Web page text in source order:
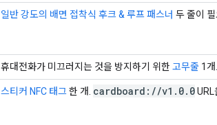
일반 강도의 배면 접착식 후크 & 루프 패스너 두 줄이
휴대전화가 미끄러지는 것을 방지하기 위한 고무줄 1
스티커 NFC 태그한 개. cardboard: //v1 . 0. 0URL